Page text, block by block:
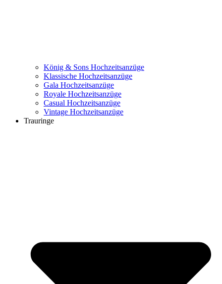
König & Sons Hochzeitsanzüge
Klassische Hochzeitsanzüge
Gala Hochzeitsanzüge
Royale Hochzeitsanzüge
Casual Hochzeitsanzüge
Vintage Hochzeitsanzüge
Trauringe